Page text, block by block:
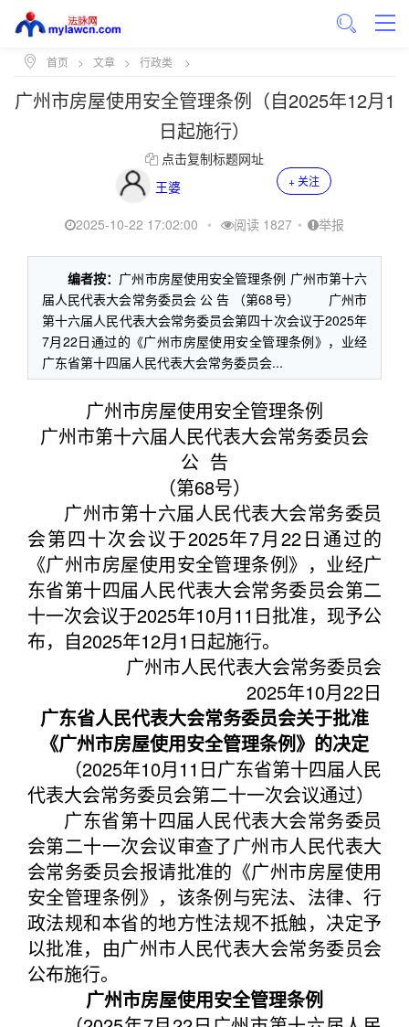
首页 > 文章 > 行政类 >
广州市房屋使用安全管理条例（自2025年12月1
日起施行）
点击复制标题网址
王婆
+ 关注
2025-10-22 17:02:00 • 阅读 1827 • 举报
编者按： 广州市房屋使用安全管理条例 广州市第十六
届人民代表大会常务委员会 公 告 （第68号） 广州市
第十六届人民代表大会常务委员会第四十次会议于2025年
7月22日通过的《广州市房屋使用安全管理条例》，业经
广东省第十四届人民代表大会常务委员会...
广州市房屋使用安全管理条例
广州市第十六届人民代表大会常务委员会
公 告
（第68号）
广州市第十六届人民代表大会常务委员
会第四十次会议于2025年7月22日通过的
《广州市房屋使用安全管理条例》，业经广
东省第十四届人民代表大会常务委员会第二
十一次会议于2025年10月11日批准，现予公
布，自2025年12月1日起施行。
广州市人民代表大会常务委员会
2025年10月22日
广东省人民代表大会常务委员会关于批准
《广州市房屋使用安全管理条例》的决定
（2025年10月11日广东省第十四届人民
代表大会常务委员会第二十一次会议通过）
广东省第十四届人民代表大会常务委员
会第二十一次会议审查了广州市人民代表大
会常务委员会报请批准的《广州市房屋使用
安全管理条例》，该条例与宪法、法律、行
政法规和本省的地方性法规不抵触，决定予
以批准，由广州市人民代表大会常务委员会
公布施行。
广州市房屋使用安全管理条例